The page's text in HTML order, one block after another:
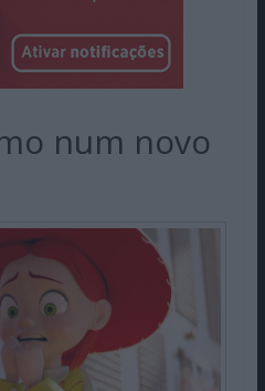
num novo